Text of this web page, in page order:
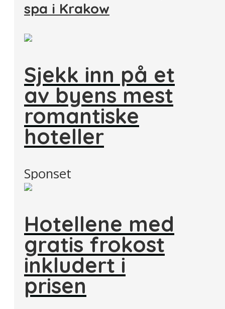
spa i Krakow
Sjekk inn på et
av byens mest
romantiske
hoteller
Sponset
Hotellene med
gratis frokost
inkludert i
prisen